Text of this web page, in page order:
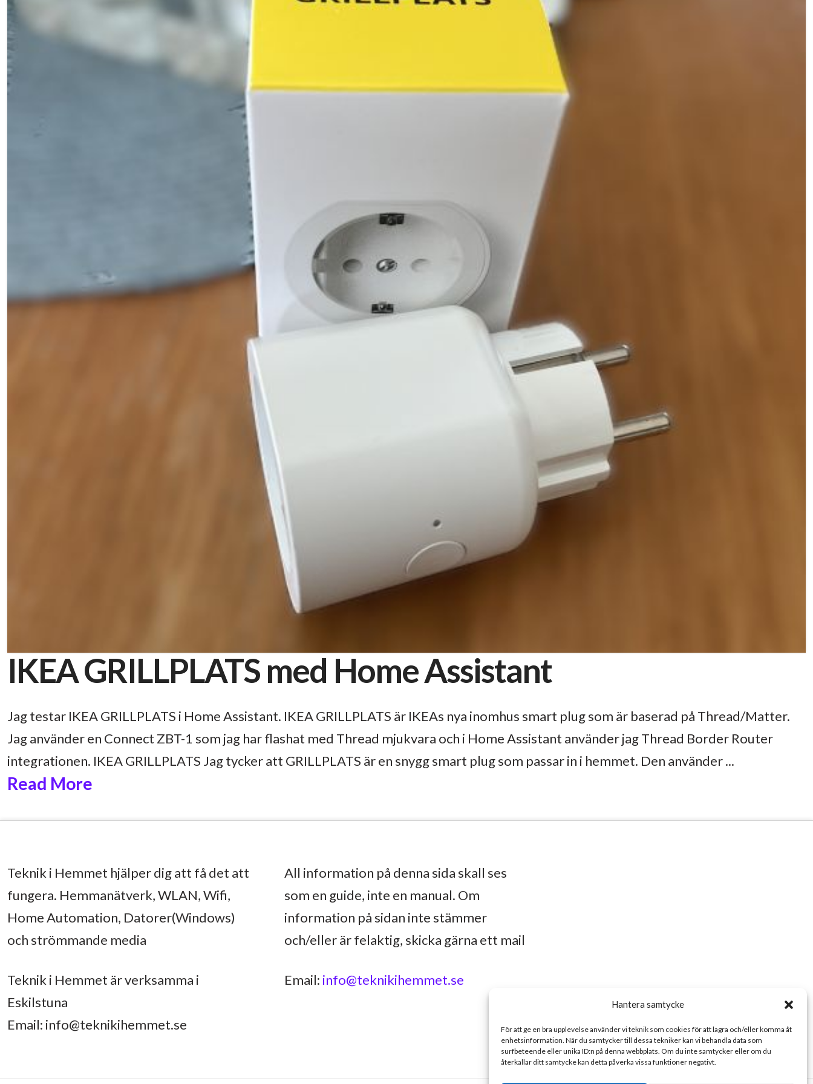
Hantera samtycke
För att ge en bra upplevelse använder vi teknik som cookies för att lagra och/eller komma åt
enhetsinformation. När du samtycker till dessa tekniker kan vi behandla data som
surfbeteende eller unika ID:n på denna webbplats. Om du inte samtycker eller om du
återkallar ditt samtycke kan detta påverka vissa funktioner negativt.
IKEA GRILLPLATS med Home Assistant
Jag testar IKEA GRILLPLATS i Home Assistant. IKEA GRILLPLATS är IKEAs nya inomhus smart plug som är baserad på Thread/Matter.
Jag använder en Connect ZBT-1 som jag har flashat med Thread mjukvara och i Home Assistant använder jag Thread Border Router
integrationen. IKEA GRILLPLATS Jag tycker att GRILLPLATS är en snygg smart plug som passar in i hemmet. Den använder ...
Read More
Teknik i Hemmet hjälper dig att få det att
fungera. Hemmanätverk, WLAN, Wifi,
Home Automation, Datorer(Windows)
och strömmande media
Teknik i Hemmet är verksamma i
Eskilstuna
Email: info@teknikihemmet.se
All information på denna sida skall ses
som en guide, inte en manual. Om
information på sidan inte stämmer
och/eller är felaktig, skicka gärna ett mail
Email: info@teknikihemmet.se